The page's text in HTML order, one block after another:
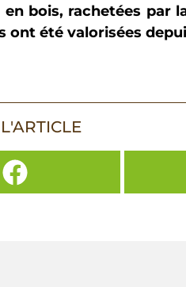
en bois, rachetées par
ont été valorisées